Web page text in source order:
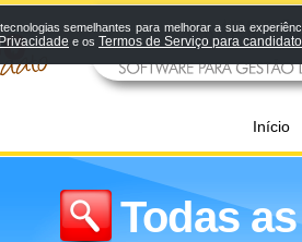
Início
Todas
semelhantes para melhorar a sua
e os Termos de Serviço para